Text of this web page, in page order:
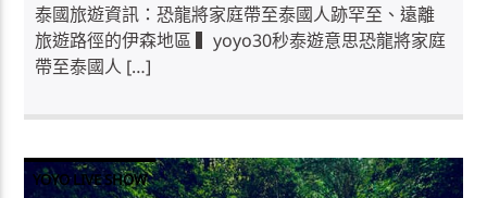
泰國旅遊資訊：恐龍將家庭帶至泰國人跡罕至、遠離
旅遊路徑的伊森地區 ▍yoyo30秒泰遊意思恐龍將家庭
帶至泰國人 […]
YOYO LIVE SHOW